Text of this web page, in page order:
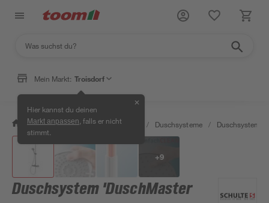
Mein Markt: Troisdorf
Hier kannst du deinen
Markt anpassen , falls er nicht
stimmt.
✕
/ Bad & Sanitär / Badarmaturen / Duschsysteme / Duschsysteme
+9
Duschsystem 'DuschMaster